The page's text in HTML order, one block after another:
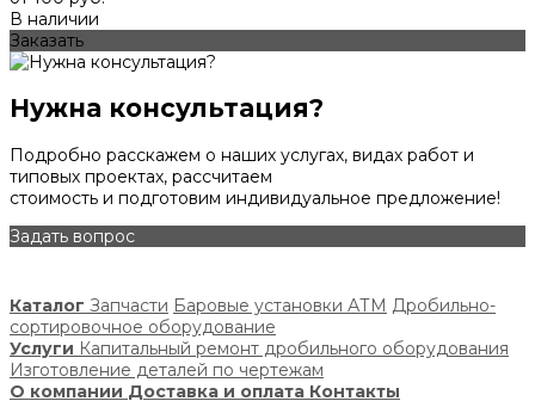
В наличии
Заказать
Нужна консультация?
Подробно расскажем о наших услугах, видах работ и
типовых проектах, рассчитаем
стоимость и подготовим индивидуальное предложение!
Задать вопрос
Каталог Запчасти Баровые установки АТМ Дробильно-
сортировочное оборудование
Услуги Капитальный ремонт дробильного оборудования
Изготовление деталей по чертежам
О компании Доставка и оплата Контакты